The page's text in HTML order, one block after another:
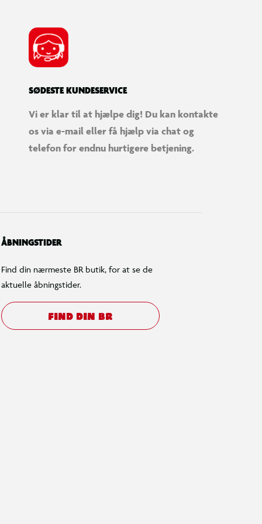
SØDESTE KUNDESERVICE
Vi er klar til at hjælpe dig! Du kan kontakte
os via e-mail eller få hjælp via chat og
telefon for endnu hurtigere betjening.
ÅBNINGSTIDER
Find din nærmeste BR butik, for at se de
aktuelle åbningstider.
FIND DIN BR